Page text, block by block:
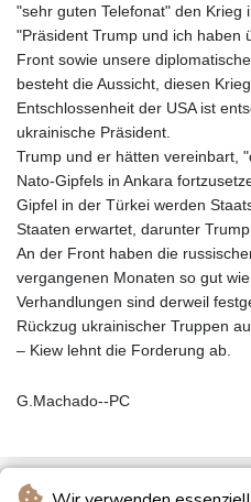
"sehr guten Telefonat" den Krieg
"Präsident Trump und ich haben
Front sowie unsere
besteht die Aussicht, diesen
Entschlossenheit der USA ist
ukrainische Präsident.
Trump und er hätten vereinbart,
Nato-Gipfels in Ankara
Gipfel in der Türkei werden
Staaten erwartet, darunter
An der Front haben die
vergangenen Monaten so gut
Verhandlungen sind derweil
Rückzug ukrainischer Truppen
– Kiew lehnt die Forderung ab.
G.Machado--PC